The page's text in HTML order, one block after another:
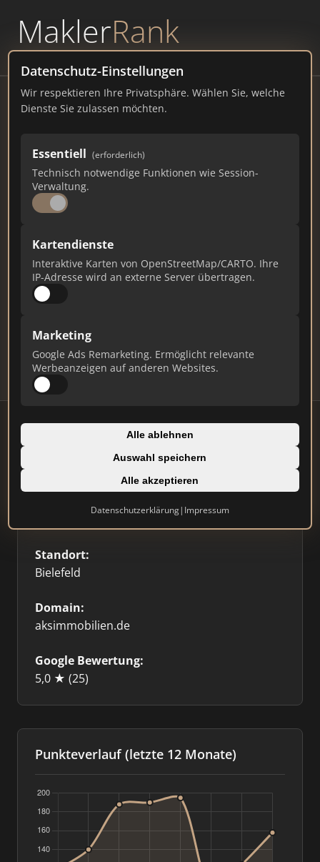
MaklerRank
powered byWAVEPOINT
Datenschutz-Einstellungen
Wir respektieren Ihre Privatsphäre. Wählen Sie, welche
Dienste Sie zulassen möchten.
Essentiell (erforderlich)
Technisch notwendige Funktionen wie Session-
Verwaltung.
Kartendienste
Interaktive Karten von OpenStreetMap/CARTO. Ihre
IP-Adresse wird an externe Server übertragen.
Marketing
Google Ads Remarketing. Ermöglicht relevante
Werbeanzeigen auf anderen Websites.
Alle ablehnen
Auswahl speichern
Alle akzeptieren
Datenschutzerklärung| Impressum
AKS Immobilien
aksimmobilien.de
158
Ist das Ihr Unternehmen?
Verifizieren Sie Ihr Profil, bearbeiten Sie Ihre
Updates.
Profil beanspruchen
Standort:
Bielefeld
Domain:
aksimmobilien.de
Google Bewertung:
5,0 ★ (25)
Punkteverlauf (letzte 12 Monate)